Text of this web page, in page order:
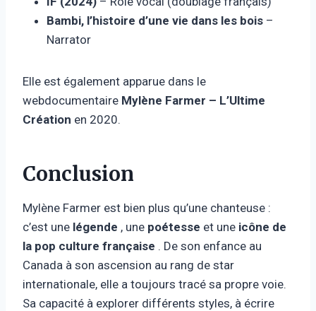
Bambi, l’histoire d’une vie dans les bois –
Narrator
Elle est également apparue dans le
webdocumentaire Mylène Farmer – L’Ultime
Création en 2020.
Conclusion
Mylène Farmer est bien plus qu’une chanteuse :
c’est une légende , une poétesse et une icône de
la pop culture française . De son enfance au
Canada à son ascension au rang de star
internationale, elle a toujours tracé sa propre voie.
Sa capacité à explorer différents styles, à écrire